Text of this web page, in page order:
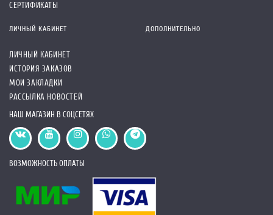
СЕРТИФИКАТЫ
ЛИЧНЫЙ КАБИНЕТ
ЛИЧНЫЙ КАБИНЕТ
ИСТОРИЯ ЗАКАЗОВ
МОИ ЗАКЛАДКИ
РАССЫЛКА НОВОСТЕЙ
ДОПОЛНИТЕЛЬНО
НАШ МАГАЗИН В СОЦСЕТЯХ
ВОЗМОЖНОСТЬ ОПЛАТЫ